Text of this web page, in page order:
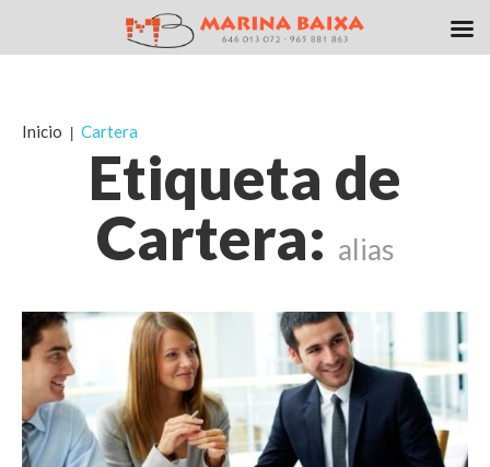
Etiqueta de
Cartera: alias
Inicio Cartera